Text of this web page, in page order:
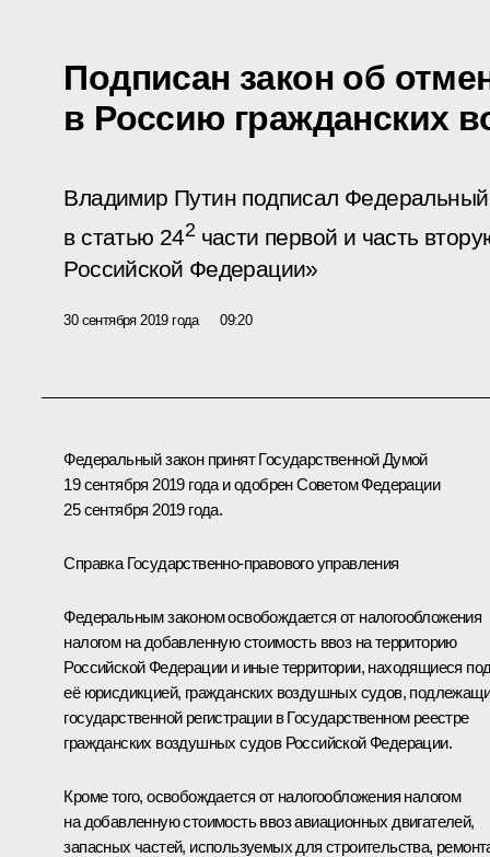
Подписан закон об
в Россию гражданских
Владимир Путин подписал
в статью 242части первой и часть
Российской Федерации»
30 сентября 2019 года 09:20
Федеральный закон принят Государственной Думой
19 сентября 2019 года и одобрен Советом Федерации
25 сентября 2019 года.
Справка Государственно-правового управления
Федеральным законом освобождается от налогообложения
налогом на добавленную стоимость ввоз на территорию
Российской Федерации и иные территории, находящиеся
её юрисдикцией, гражданских воздушных судов,
государственной регистрации в Государственном реестре
гражданских воздушных судов Российской Федерации.
Кроме того, освобождается от налогообложения налогом
на добавленную стоимость ввоз авиационных двигателей,
запасных частей, используемых для строительства,